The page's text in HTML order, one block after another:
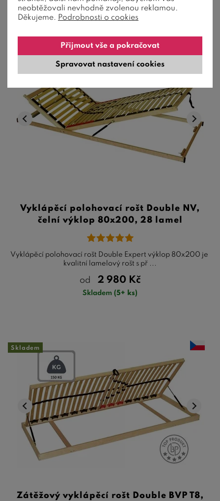
Skladem(5+ ks)
Vyklápěcí polohovací rošt Double NV,
čelní výklop 80x200, 28 lamel
Vyklápěcí polohovací rošt Double Expert výklop 80x200 je
kvalitní lamelový rošt s př ...
od 2 980 Kč
Skladem (5+ ks)
Skladem
Zátěžový vyklápěcí rošt Double BVP T8,
neobtěžovali nevhodně zvolenou reklamou.
Děkujeme. Podrobnosti o cookies
Spravovat nastavení cookies
Přijmout vše a pokračovat